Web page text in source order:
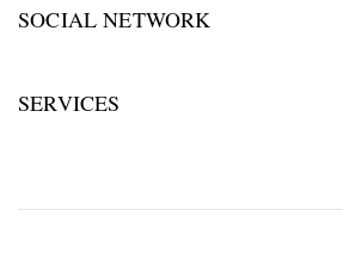
SOCIAL NETWORK
SERVICES